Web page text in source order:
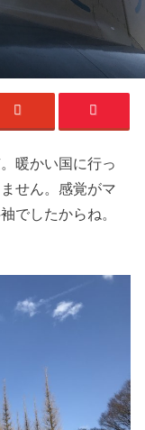
暖かい国に行っ
せん。感覚がマ
でしたからね。